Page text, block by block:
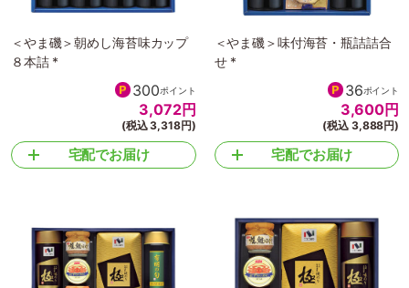
＜やま磯＞朝めし海苔味カップ
８本詰 *
300ポイント
3,072円
(税込 3,318円)
宅配でお届け
＜やま磯＞味付海苔・瓶詰詰合
せ *
36ポイント
3,600円
(税込 3,888円)
宅配でお届け